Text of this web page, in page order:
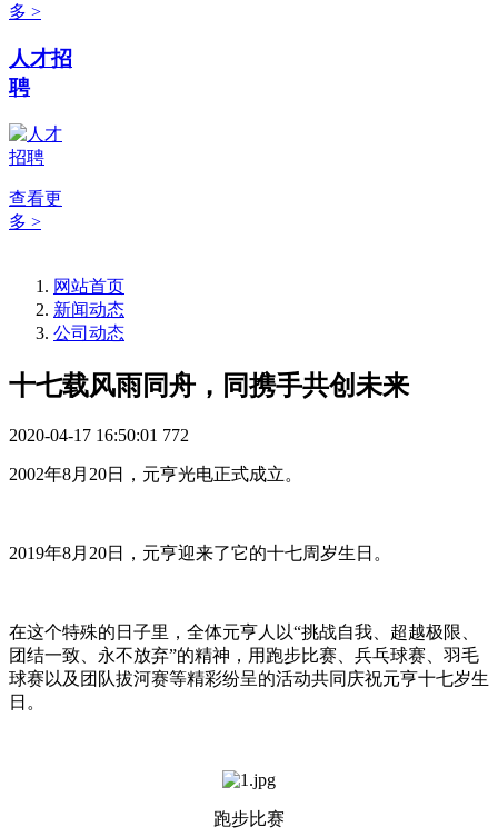
多 >
人才招
聘
查看更
多 >
网站首页
新闻动态
公司动态
十七载风雨同舟，同携手共创未来
2020-04-17 16:50:01 772
2002年8月20日，元亨光电正式成立。
2019年8月20日，元亨迎来了它的十七周岁生日。
在这个特殊的日子里，全体元亨人以“挑战自我、超越极限、
团结一致、永不放弃”的精神，用跑步比赛、兵乓球赛、羽毛
球赛以及团队拔河赛等精彩纷呈的活动共同庆祝元亨十七岁生
日。
跑步比赛